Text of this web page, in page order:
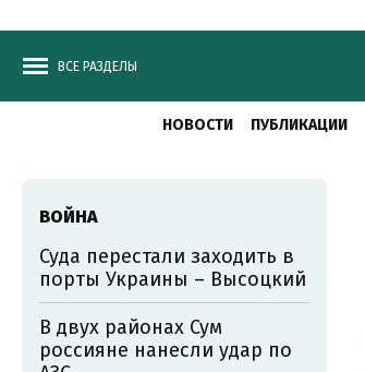
ВСЕ РАЗДЕЛЫ
НОВОСТИ ПУБЛИКАЦИИ
ВОЙНА
Суда перестали заходить в
порты Украины – Высоцкий
В двух районах Сум
россияне нанесли удар по